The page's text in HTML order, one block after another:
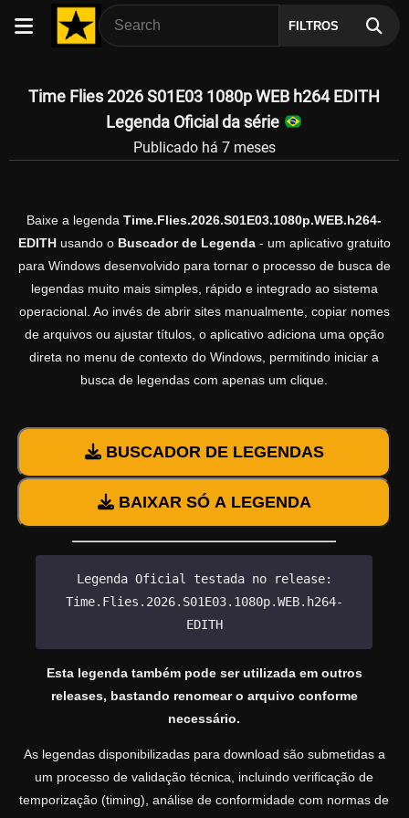
FILTROS
Time Flies 2026 S01E03 1080p WEB h264 EDITH
Legenda Oficial da série
Publicado há 7 meses
Baixe a legenda Time.Flies.2026.S01E03.1080p.WEB.h264-
EDITHusando o Buscador de Legenda- um aplicativo gratuito
para Windows desenvolvido para tornar o processo de busca de
legendas muito mais simples, rápido e integrado ao sistema
operacional. Ao invés de abrir sites manualmente, copiar nomes
de arquivos ou ajustar títulos, o aplicativo adiciona uma opção
direta no menu de contexto do Windows, permitindo iniciar a
busca de legendas com apenas um clique.
BUSCADOR DE LEGENDAS
BAIXAR SÓ A LEGENDA
Legenda Oficial testada no release:
Time.Flies.2026.S01E03.1080p.WEB.h264-
EDITH
Esta legenda também pode ser utilizada em outros
releases, bastando renomear o arquivo conforme
necessário.
As legendas disponibilizadas para download são submetidas a
um processo de validação técnica, incluindo verificação de
temporização (timing), análise de conformidade com normas de